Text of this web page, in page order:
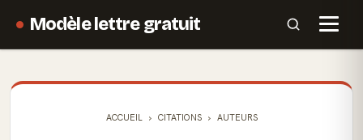
Modèle lettre gratuit
ACCUEIL CITATIONS AUTEURS